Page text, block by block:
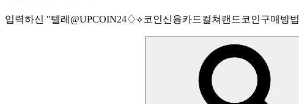
입력하신 "텔레@UPCOIN24♢⟡코인신용카드컬쳐랜드코인구매방법